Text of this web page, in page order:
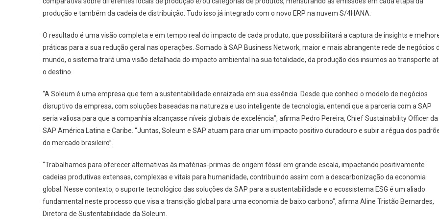
produção e também da cadeia de distribuição. Tudo isso já integrado com o novo ERP na nuvem S/4HANA.
O resultado é uma visão completa e em tempo real do impacto de cada produto, que possibilitará a captura de insights e
práticas para a sua redução geral nas operações. Somado à SAP Business Network, maior e mais abrangente rede de negócios
mundo, o sistema trará uma visão detalhada do impacto ambiental na sua totalidade, da produção dos insumos ao transporte
o destino.
“A Soleum é uma empresa que tem a sustentabilidade enraizada em sua essência. Desde que conheci o modelo de negócios
disruptivo da empresa, com soluções baseadas na natureza e uso inteligente de tecnologia, entendi que a parceria com a SAP
seria valiosa para que a companhia alcançasse níveis globais de excelência”, afirma Pedro Pereira, Chief Sustainability Officer da
SAP América Latina e Caribe. “Juntas, Soleum e SAP atuam para criar um impacto positivo duradouro e subir a régua dos
do mercado brasileiro”.
“Trabalhamos para oferecer alternativas às matérias-primas de origem fóssil em grande escala, impactando positivamente
cadeias produtivas extensas, complexas e vitais para humanidade, contribuindo assim com a descarbonização da economia
global. Nesse contexto, o suporte tecnológico das soluções da SAP para a sustentabilidade e o ecossistema ESG é um aliado
fundamental neste processo que visa a transição global para uma economia de baixo carbono”, afirma Aline Tristão Bernardes,
Diretora de Sustentabilidade da Soleum.